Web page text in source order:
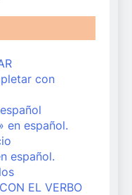
con
en español.
español.
EL VERBO